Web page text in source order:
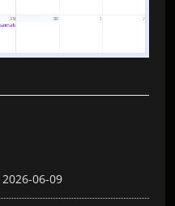
2026-06-09